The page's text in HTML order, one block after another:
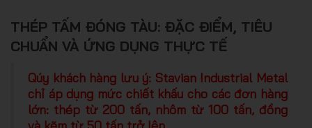
THÉP TẤM ĐÓNG TÀU: ĐẶC ĐIỂM, TIÊU
CHUẨN VÀ ỨNG DỤNG THỰC TẾ
Qúy khách hàng lưu ý: Stavian Industrial Metal
chỉ áp dụng mức chiết khấu cho các đơn hàng
lớn: thép từ 200 tấn, nhôm từ 100 tấn, đồng